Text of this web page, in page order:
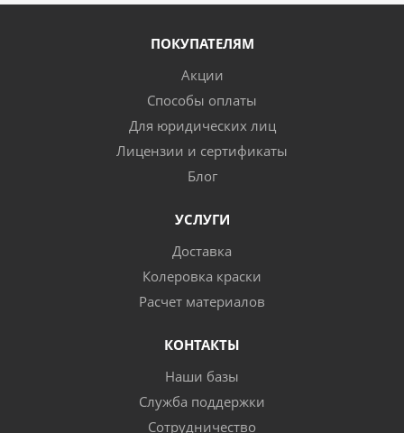
ПОКУПАТЕЛЯМ
Акции
Способы оплаты
Для юридических лиц
Лицензии и сертификаты
Блог
УСЛУГИ
Доставка
Колеровка краски
Расчет материалов
КОНТАКТЫ
Наши базы
Служба поддержки
Сотрудничество